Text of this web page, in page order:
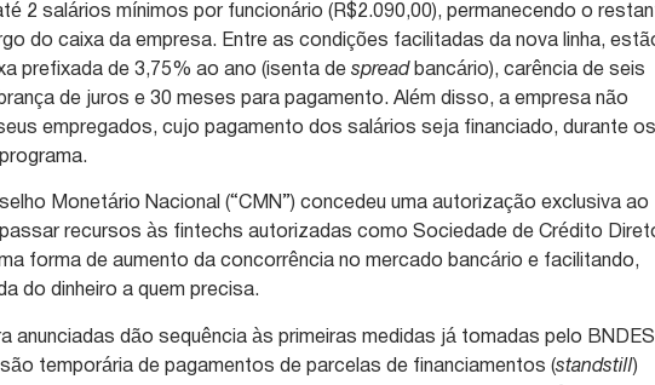
2 salários mínimos por funcionário (R$2.090,00), permanecendo o
do caixa da empresa. Entre as condições facilitadas da nova linha,
prefixada de 3,75% ao ano (isenta despread bancário), carência de seis
de juros e 30 meses para pagamento. Além disso, a empresa não
empregados, cujo pagamento dos salários seja financiado, durante os
Monetário Nacional (“CMN”) concedeu uma autorização exclusiva ao
recursos às fintechs autorizadas como Sociedade de Crédito
forma de aumento da concorrência no mercado bancário e facilitando,
do dinheiro a quem precisa.
anunciadas dão sequência às primeiras medidas já tomadas pelo
temporária de pagamentos de parcelas de financiamentos (standstill)